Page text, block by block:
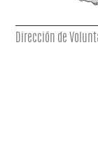
Dirección de